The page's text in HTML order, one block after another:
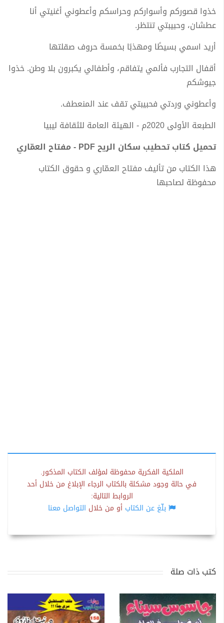
خذوا قصوركم وأسواركم وحراسكم وأعطوني أغنيتي أنا
عطشان، وحبيبتي تنتظر.
أريد اسمي بسيطًا ومهذبًا بخمسة حروف صقلتها
أقفال التجارب فألمي يتفاقم، وأطفالي يكبرون بلا وطن. خذوا
جيوشكم
وأعطوني وردتي فحبيبتي تقف عند المنعطف.
الطبعة الأولى 2020م - الهيئة العامة للثقافة ليبيا
تحميل كتاب تحطيب سكان الريح PDF - مفتاح العمّاري
هذا الكتاب من تأليف مفتاح العمّاري و حقوق الكتاب
محفوظة لصاحبها
الملكية الفكرية محفوظة لمؤلف الكتاب المذكور.
في حالة وجود مشكلة بالكتاب الرجاء الإبلاغ من خلال أحد
الروابط التالية:
بلّغ عن الكتاب أو من خلال التواصل معنا
كتب ذات صلة